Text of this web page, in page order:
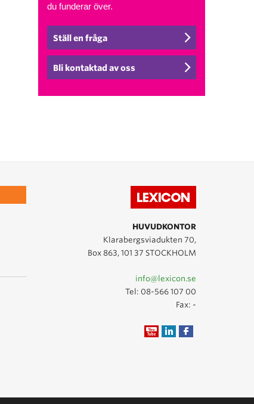
du funderar över.
Ställ en fråga
Bli kontaktad av oss
HUVUDKONTOR
Klarabergsviadukten 70,
Box 863, 101 37 STOCKHOLM
info@lexicon.se
Tel: 08-566 107 00
Fax: -